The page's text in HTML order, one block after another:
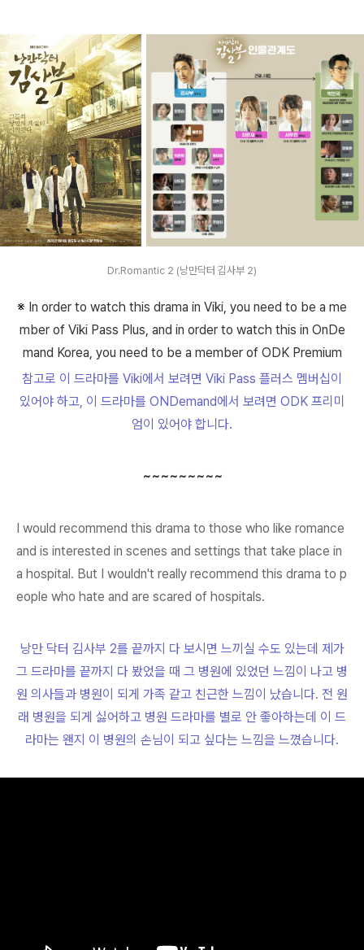
Dr.Romantic 2 (낭만닥터 김사부 2)
※ In order to watch this drama in Viki, you need to be a me
mber of Viki Pass Plus, and in order to watch this in OnDe
mand Korea, you need to be a member of ODK Premium
참고로 이 드라마를 Viki에서 보려면 Viki Pass 플러스 멤버십이
있어야 하고, 이 드라마를 ONDemand에서 보려면 ODK 프리미
엄이 있어야 합니다.
~~~~~~~~~
I would recommend this drama to those who like romance
and is interested in scenes and settings that take place in
a hospital. But I wouldn't really recommend this drama to p
eople who hate and are scared of hospitals.
낭만 닥터 김사부 2를 끝까지 다 보시면 느끼실 수도 있는데 제가
그 드라마를 끝까지 다 봤었을 때 그 병원에 있었던 느낌이 나고 병
원 의사들과 병원이 되게 가족 같고 친근한 느낌이 났습니다. 전 원
래 병원을 되게 싫어하고 병원 드라마를 별로 안 좋아하는데 이 드
라마는 왠지 이 병원의 손님이 되고 싶다는 느낌을 느꼈습니다.